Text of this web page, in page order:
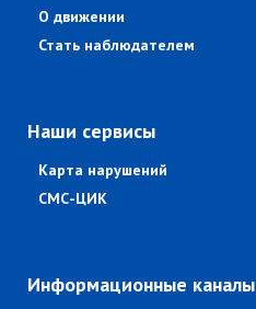
О движении
Стать наблюдателем
Наши сервисы
Карта нарушений
СМС-ЦИК
Информационные каналы